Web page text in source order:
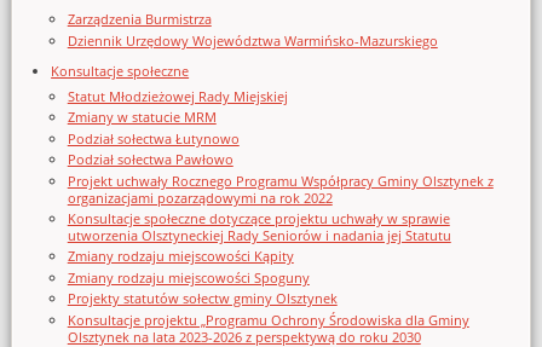
Zarządzenia Burmistrza
Dziennik Urzędowy Województwa Warmińsko-Mazurskiego
Konsultacje społeczne
Statut Młodzieżowej Rady Miejskiej
Zmiany w statucie MRM
Podział sołectwa Łutynowo
Podział sołectwa Pawłowo
Projekt uchwały Rocznego Programu Współpracy Gminy Olsztynek z
organizacjami pozarządowymi na rok 2022
Konsultacje społeczne dotyczące projektu uchwały w sprawie
utworzenia Olsztyneckiej Rady Seniorów i nadania jej Statutu
Zmiany rodzaju miejscowości Kąpity
Zmiany rodzaju miejscowości Spoguny
Projekty statutów sołectw gminy Olsztynek
Konsultacje projektu „Programu Ochrony Środowiska dla Gminy
Olsztynek na lata 2023-2026 z perspektywą do roku 2030